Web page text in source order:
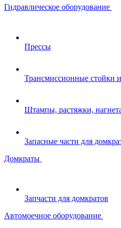
Гидравлическое оборудование
Прессы
Трансмиссионные стойки
Штампы, растяжки,
Запасные части для
Домкраты
Запчасти для домкратов
Автомоечное оборудование